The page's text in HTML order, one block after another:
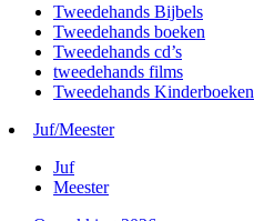
Tweedehands Bijbels
Tweedehands boeken
Tweedehands cd’s
tweedehands films
Tweedehands Kinderboeken
Juf/Meester
Juf
Meester